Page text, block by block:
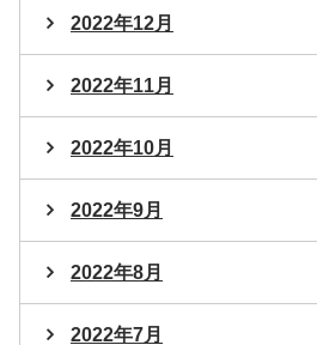
2022年12月
2022年11月
2022年10月
2022年9月
2022年8月
2022年7月